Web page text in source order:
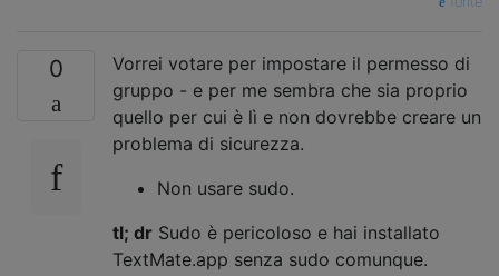
0
Vorrei votare per impostare il permesso di
gruppo - e per me sembra che sia proprio
quello per cui è lì e non dovrebbe creare un
problema di sicurezza.
Non usare sudo.
tl; dr Sudo è pericoloso e hai installato
TextMate.app senza sudo comunque.